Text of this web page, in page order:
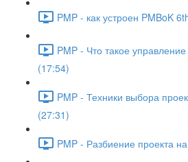
PMP - как устроен PMBoK
PMP - Что такое
(17:54)
PMP - Техники выбора
(27:31)
PMP - Разбиение проекта